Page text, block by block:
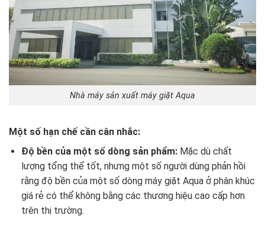
Nhà máy sản xuất máy giặt Aqua
Một số hạn chế cần cân nhắc:
Độ bền của một số dòng sản phẩm:Mặc dù chất
lượng tổng thể tốt, nhưng một số người dùng phản hồi
rằng độ bền của một số dòng máy giặt Aqua ở phân khúc
giá rẻ có thể không bằng các thương hiệu cao cấp hơn
trên thị trường.